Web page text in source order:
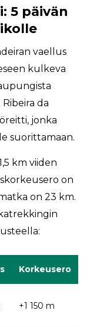
5 päivän
vaellus
kulkeva
da
jonka
suorittamaan.
km viiden
on
on 23 km.
Korkeusero
+1 150 m